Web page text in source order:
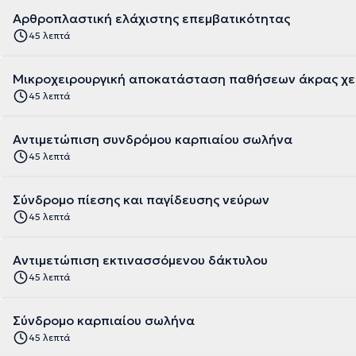
Αρθροπλαστική ελάχιστης επεμβατικότητας
45 λεπτά
Μικροχειρουργική αποκατάσταση παθήσεων άκρας
45 λεπτά
Αντιμετώπιση συνδρόμου καρπιαίου σωλήνα
45 λεπτά
Σύνδρομο πίεσης και παγίδευσης νεύρων
45 λεπτά
Αντιμετώπιση εκτινασσόμενου δάκτυλου
45 λεπτά
Σύνδρομο καρπιαίου σωλήνα
45 λεπτά